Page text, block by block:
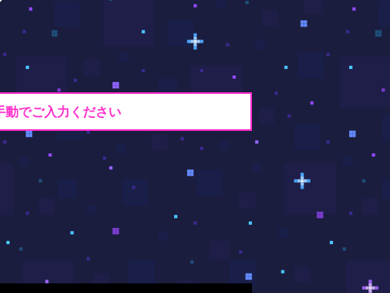
動でご入力ください